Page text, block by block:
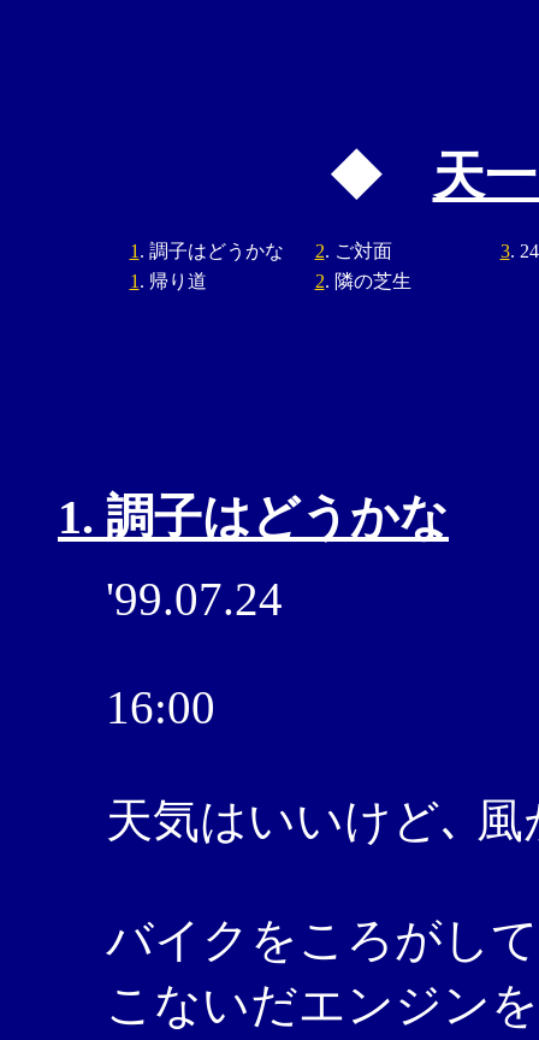
◆ 天
1 . 調子はどうかな 2. ご対面 3.
1 . 帰り道 2. 隣の芝生
1. 調子はどうかな
'99.07.24
16:00
天気はいいけど､
バイクをころがし
こないだエンジン